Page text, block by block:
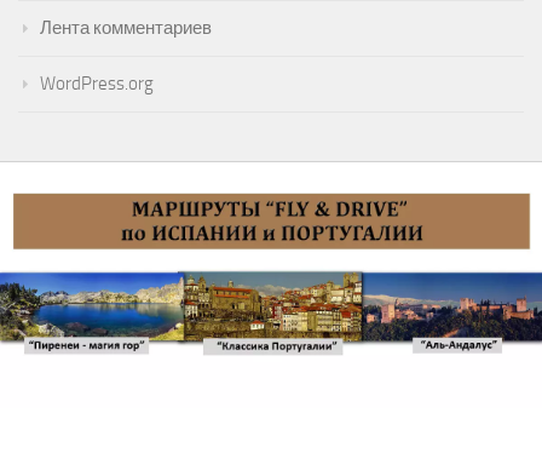
Лента комментариев
WordPress.org